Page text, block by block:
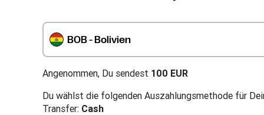
BOB - Bolivien
Angenommen, Du sendest 100 EUR
Du wählst die folgenden Auszahlungsmethode für
Transfer: Cash